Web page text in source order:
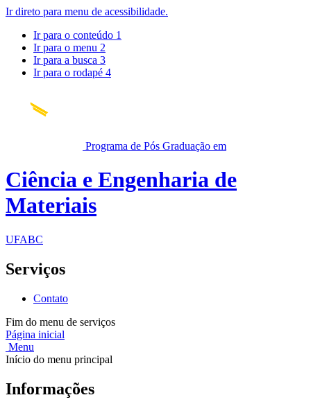
Ir direto para menu de acessibilidade.
Ir para o conteúdo 1
Ir para o menu 2
Ir para a busca 3
Ir para o rodapé 4
Programa de Pós Graduação em
Ciência e Engenharia de
Materiais
UFABC
Serviços
Contato
Fim do menu de serviços
Página inicial
Menu
Início do menu principal
Informações